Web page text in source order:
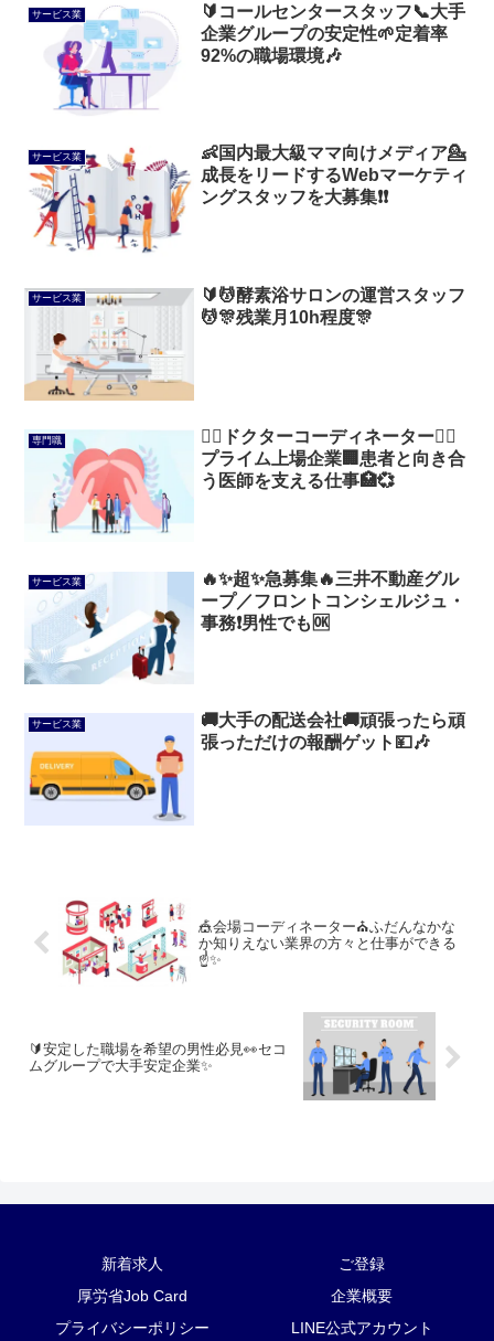
サービス業
🔰コールセンタースタッフ📞大手
企業グループの安定性🌱定着率
92%の職場環境🎶
サービス業
👶国内最大級ママ向けメディア💁
成長をリードするWebマーケティ
ングスタッフを大募集❗❗
サービス業
🔰💆酵素浴サロンの運営スタッフ
💆🎊残業月10h程度🎊
専門職
👩‍⚕️ドクターコーディネーター👨‍⚕️
プライム上場企業🏢患者と向き合
う医師を支える仕事🏥💞
サービス業
🔥✨超✨急募集🔥三井不動産グル
ープ／フロントコンシェルジュ・
事務❗男性でも🆗
サービス業
🚚大手の配送会社🚚頑張ったら頑
張っただけの報酬ゲット💴🎶
🎪会場コーディネーター⛪ふだんなかな
か知りえない業界の方々と仕事ができる
☝✨
🔰安定した職場を希望の男性必見👀セコ
ムグループで大手安定企業✨
新着求人
ご登録
厚労省Job Card
企業概要
プライバシーポリシー
LINE公式アカウント